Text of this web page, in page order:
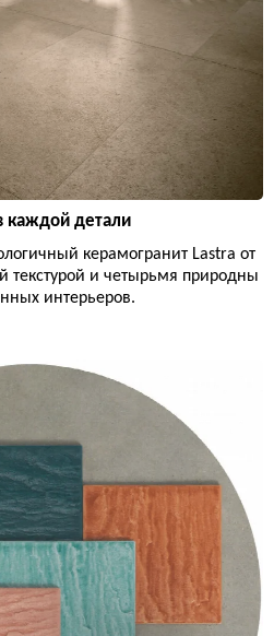
каждой детали
керамогранит Lastra от
текстурой и четырьмя природны
интерьеров.